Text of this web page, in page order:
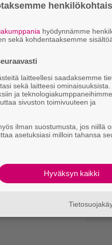
hyödynnämme
sekä kohdentaaksemme
laitteellesi saadaksemme
sekä laitteesi
ja teknologiakumppaneihimme
sivuston toimivuuteen ja
ilman suostumusta, jos niillä
asetuksiasi milloin tahansa
Hyväksyn kaikki